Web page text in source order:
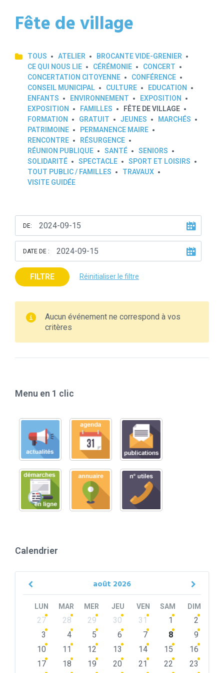
Fête de village
TOUS ATELIER
BROCANTE VIDE-GRENIER
CE QUI NOUS LIE
CÉRÉMONIE
CONCERT
CONCERTATION CITOYENNE
CONFÉRENCE
CONSEIL MUNICIPAL
CULTURE
EDUCATION
ENFANTS
ENVIRONNEMENT
EXPOSITION
EXPOSITION
FAMILLES
FÊTE DE VILLAGE
FORMATION
GRATUIT JEUNES
MARCHÉS
PATRIMOINE
PERMANENCE MAIRE
RENCONTRE
RÉSURGENCE
RÉUNION PUBLIQUE
SANTÉ
SENIORS
SOLIDARITÉ
SPECTACLE
SPORT ET LOISIRS
TOUT PUBLIC / FAMILLES
TRAVAUX
VISITE GUIDÉE
DE:
DATE DE :
FILTRE Réinitialiser le filtre
Aucun événement ne correspond à vos
critères
Menu en 1 clic
Calendrier
août 2026
Previous
LUN MAR MER JEU VEN SAM DIM
Skip
calendar
27 28 29 30 31 1
2
3
4 5 6 7 8
9
10
11 12 13 14 15
16
17
18 19 20 21 22
23